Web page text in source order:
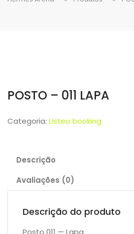
POSTO – 011 LAPA
Categoria: Listeo booking
Descrição
Avaliações (0)
Descrição do produto
Posto 011 — Lapa